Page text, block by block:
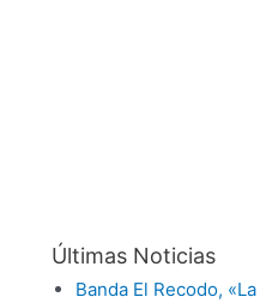
Últimas Noticias
Banda El Recodo,